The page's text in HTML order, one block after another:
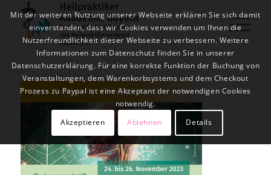
Mit der weiteren Nutzung unserer Webseite erklären Sie sich damit
einverstanden, dass wir Cookies verwenden um Ihnen die
Nutzerfreundlichkeit dieser Webseite zu verbessern. Weitere
Informationen zum Datenschutz finden Sie in unserer
Datenschutzerklärung. Für eine korrekte Funktion der Buchung von
Veranstaltungen, dem Warenkorbsystems und dem Checkout
Prozess zu Paypal ist eine Akzeptant der notwendigen Cookies
notwendig.
Akzeptieren
Ablehnen Details